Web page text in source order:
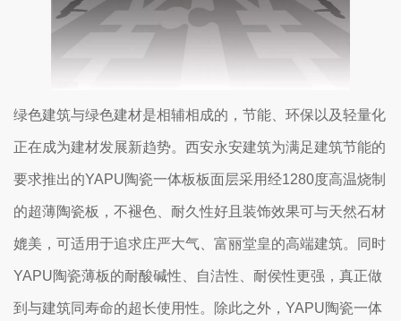
绿色建筑与绿色建材是相辅相成的，节能、环保以及轻量化
正在成为建材发展新趋势。西安永安建筑为满足建筑节能的
要求推出的YAPU陶瓷一体板板面层采用经1280度高温烧制
的超薄陶瓷板，不褪色、耐久性好且装饰效果可与天然石材
媲美，可适用于追求庄严大气、富丽堂皇的高端建筑。同时
YAPU陶瓷薄板的耐酸碱性、自洁性、耐侯性更强，真正做
到与建筑同寿命的超长使用性。除此之外，YAPU陶瓷一体